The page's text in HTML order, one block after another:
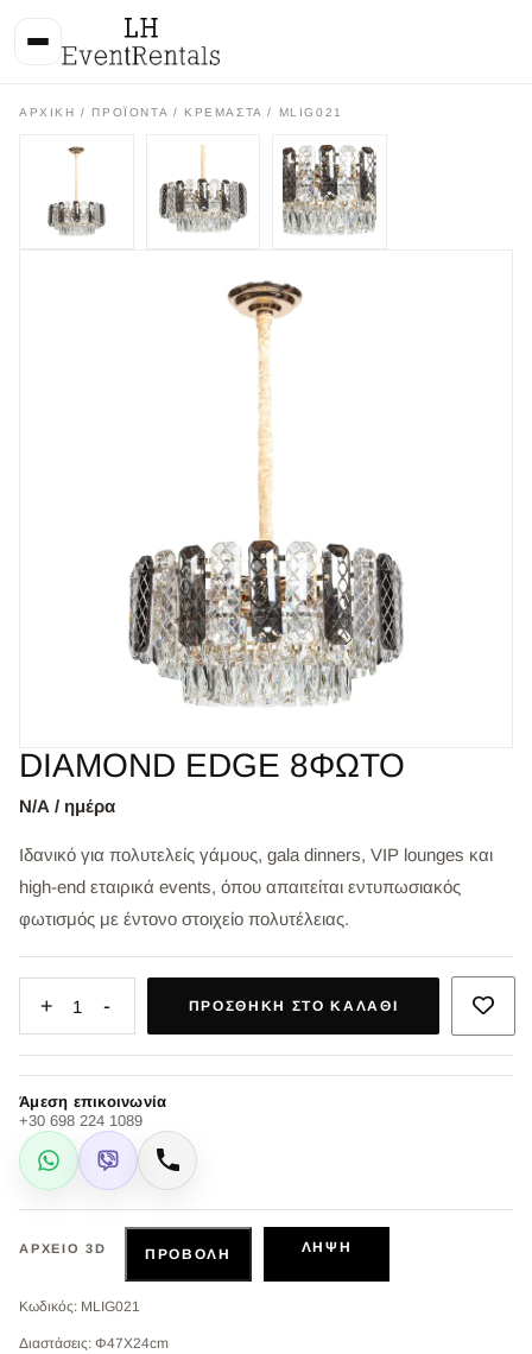
ΑΡΧΙΚΉ / ΠΡΟΪΌΝΤΑ / ΚΡΕΜΑΣΤΑ / MLIG021
DIAMOND EDGE 8ΦΩΤΟ
Ν/Α / ημέρα
Ιδανικό για πολυτελείς γάμους, gala dinners, VIP lounges και
high-end εταιρικά events, όπου απαιτείται εντυπωσιακός
φωτισμός με έντονο στοιχείο πολυτέλειας.
+ 1 - ΠΡΟΣΘΉΚΗ ΣΤΟ ΚΑΛΆΘΙ
Άμεση επικοινωνία
+30 698 224 1089
WhatsApp
Viber Κλήση
ΑΡΧΕΊΟ 3D ΠΡΟΒΟΛΉ ΛΉΨΗ
Κωδικός: MLIG021
Διαστάσεις: Φ47Χ24cm